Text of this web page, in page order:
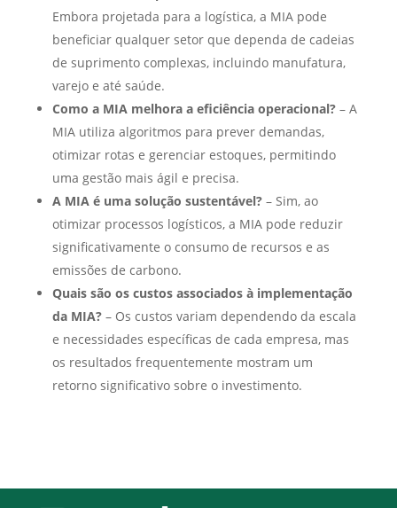
Embora projetada para a logística, a MIA pode
beneficiar qualquer setor que dependa de cadeias
de suprimento complexas, incluindo manufatura,
varejo e até saúde.
Como a MIA melhora a eficiência operacional?– A
MIA utiliza algoritmos para prever demandas,
otimizar rotas e gerenciar estoques, permitindo
uma gestão mais ágil e precisa.
A MIA é uma solução sustentável?– Sim, ao
otimizar processos logísticos, a MIA pode reduzir
significativamente o consumo de recursos e as
emissões de carbono.
Quais são os custos associados à implementação
da MIA?– Os custos variam dependendo da escala
e necessidades específicas de cada empresa, mas
os resultados frequentemente mostram um
retorno significativo sobre o investimento.